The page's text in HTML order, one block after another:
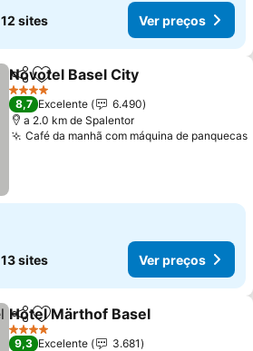
12 sites Ver preços
PartilharAdicionar aos favoritos
Novotel Basel City
4 Estrelas
8,7 Excelente
6.490
a 2.0 km de Spalentor
Café da manhã com máquina de panquecas
13 sites Ver preços
PartilharAdicionar aos favoritos
Hotel Märthof Basel
4 Estrelas
9,3 Excelente
3.681